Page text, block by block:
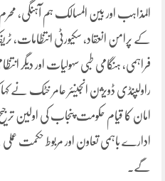
المذاہب اور بین المسالک ہم آہنگی،
کے پرامن انعقاد، سکیورٹی انتظامات،
فراہمی، ہنگامی طبی سہولیات اور دیگر
راولپنڈی ڈویژن انجینئر عامر خٹک نے
امان کا قیام حکومت پنجاب کی اولین
ادارے باہمی تعاون اور مربوط حکمت
گے۔